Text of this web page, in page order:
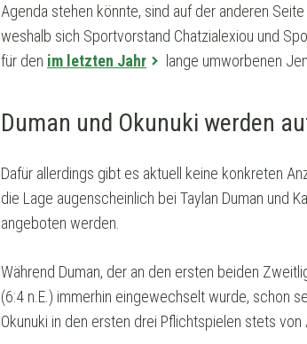
Agenda stehen könnte, sind auf der anderen
weshalb sich Sportvorstand Chatzialexiou und
für den im letzten Jahr lange umworbenen
Duman und Okunuki werden
Dafür allerdings gibt es aktuell keine konkreten
die Lage augenscheinlich bei Taylan Duman und
angeboten werden.
Während Duman, der an den ersten beiden
(6:4 n.E.) immerhin eingewechselt wurde, schon
Okunuki in den ersten drei Pflichtspielen stets von